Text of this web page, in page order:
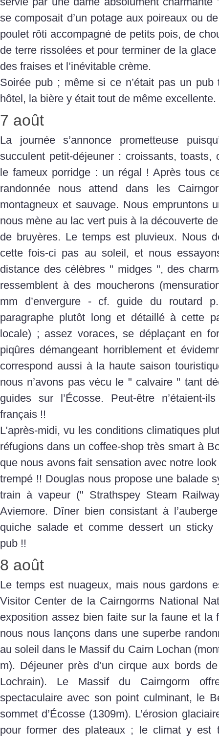
se composait d’un potage aux poireaux ou
poulet rôti accompagné de petits pois, de
de terre rissolées et pour terminer de la
des fraises et l’inévitable crème.
Soirée pub ; même si ce n’était pas un pub
hôtel, la bière y était tout de même excellente.
7 août
La journée s’annonce prometteuse
succulent petit-déjeuner : croissants, toasts,
le fameux porridge : un régal ! Après tous
randonnée nous attend dans les
montagneux et sauvage. Nous empruntons
nous mène au lac vert puis à la découverte
de bruyères. Le temps est pluvieux. Nous
cette fois-ci pas au soleil, et nous
distance des célèbres " midges ", des
ressemblent à des moucherons
mm d’envergure - cf. guide du routard
paragraphe plutôt long et détaillé à cette
locale) ; assez voraces, se déplaçant en
piqûres démangeant horriblement et
correspond aussi à la haute saison
nous n’avons pas vécu le " calvaire " tant
guides sur l’Écosse. Peut-être n’étaient-
français !!
L’après-midi, vu les conditions climatiques
réfugions dans un coffee-shop très smart à
que nous avons fait sensation avec notre
trempé !! Douglas nous propose une balade
train à vapeur (" Strathspey Steam
Aviemore. Dîner bien consistant à
quiche salade et comme dessert un sticky
pub !!
8 août
Le temps est nuageux, mais nous gardons
Visitor Center de la Cairngorms National
exposition assez bien faite sur la faune et la
nous nous lançons dans une superbe
au soleil dans le Massif du Cairn Lochan
m). Déjeuner près d’un cirque aux bords
Lochrain). Le Massif du Cairngorm
spectaculaire avec son point culminant, le
sommet d’Écosse (1309m). L’érosion
pour former des plateaux ; le climat y est